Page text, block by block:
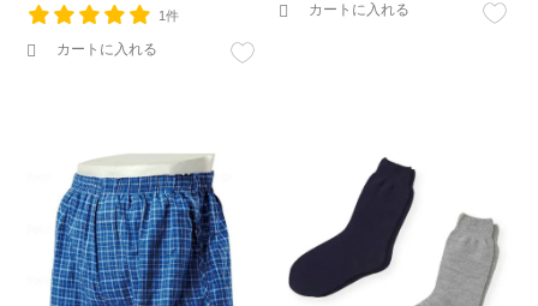
1件
カートに入れる
カートに入れる